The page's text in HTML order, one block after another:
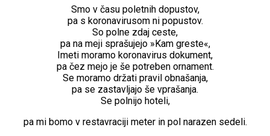
Smo v času poletnih dopustov,
pa s koronavirusom ni popustov.
So polne zdaj ceste,
pa na meji sprašujejo »Kam greste«,
Imeti moramo koronavirus dokument,
pa čez mejo je še potreben ornament.
Se moramo držati pravil obnašanja,
pa se zastavljajo še vprašanja.
Se polnijo hoteli,
pa mi bomo v restavraciji meter in pol narazen sedeli.